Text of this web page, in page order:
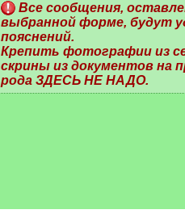
Все сообщения,
выбранной форме, будут
пояснений.
Крепить фотографии из
скрины из документов на
рода ЗДЕСЬ НЕ НАДО.
[